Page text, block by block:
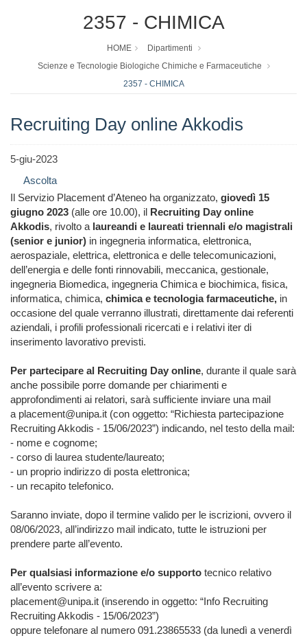
2357 - CHIMICA
HOME
Dipartimenti
Scienze e Tecnologie Biologiche Chimiche e Farmaceutiche
2357 - CHIMICA
Recruiting Day online Akkodis
5-giu-2023
Ascolta
Il Servizio Placement d’Ateneo ha organizzato, giovedì 15
giugno 2023 (alle ore 10.00), il Recruiting Day online
Akkodis, rivolto a laureandi e laureati triennali e/o magistrali
(senior e junior) in ingegneria informatica, elettronica,
aerospaziale, elettrica, elettronica e delle telecomunicazioni,
dell’energia e delle fonti rinnovabili, meccanica, gestionale,
ingegneria Biomedica, ingegneria Chimica e biochimica, fisica,
informatica, chimica, chimica e tecnologia farmaceutiche, in
occasione del quale verranno illustrati, direttamente dai referenti
aziendali, i profili professionali ricercati e i relativi iter di
inserimento lavorativo previsti.
Per partecipare al Recruiting Day online, durante il quale sarà
anche possibile porre domande per chiarimenti e
approfondimenti ai relatori, sarà sufficiente inviare una mail
a placement@unipa.it (con oggetto: “Richiesta partecipazione
Recruiting Akkodis - 15/06/2023”) indicando, nel testo della mail:
- nome e cognome;
- corso di laurea studente/laureato;
- un proprio indirizzo di posta elettronica;
- un recapito telefonico.
Saranno inviate, dopo il termine valido per le iscrizioni, ovvero il
08/06/2023, all’indirizzo mail indicato, tutte le istruzioni per
prendere parte all’evento.
Per qualsiasi informazione e/o supporto tecnico relativo
all’evento scrivere a:
placement@unipa.it (inserendo in oggetto: “Info Recruiting
Recruiting Akkodis - 15/06/2023”)
oppure telefonare al numero 091.23865533 (da lunedì a venerdì